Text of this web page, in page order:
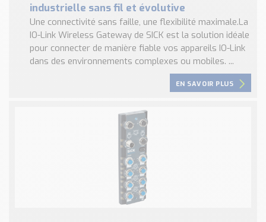
industrielle sans fil et évolutive
Une connectivité sans faille, une flexibilité maximale.La
IO-Link Wireless Gateway de SICK est la solution idéale
pour connecter de manière fiable vos appareils IO-Link
dans des environnements complexes ou mobiles. ...
EN SAVOIR PLUS